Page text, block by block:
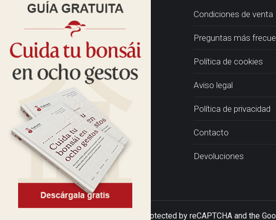
Condiciones de venta
Preguntas más
Política de cookies
Aviso legal
Política de privacidad
Contacto
Devoluciones
Hatoen © 2026 • This site is protected by reCAPTCHA and the